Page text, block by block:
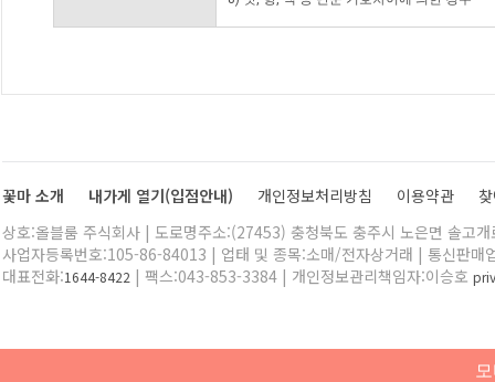
꽃마 소개 내가게 열기(입점안내) 개인정보처리방침 이용약관
상호:올블룸 주식회사 | 도로명주소:(27453) 충청북도 충주시 노은면 솔고
사업자등록번호:105-86-84013 | 업태 및 종목:소매/전자상거래 | 통신판매
대표전화:1644-8422 | 팩스:043-853-3384 | 개인정보관리책임자:이승호